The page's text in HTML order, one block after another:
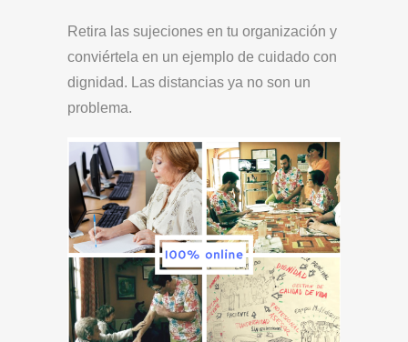
Retira las sujeciones en tu organización y
conviértela en un ejemplo de cuidado con
dignidad. Las distancias ya no son un
problema.